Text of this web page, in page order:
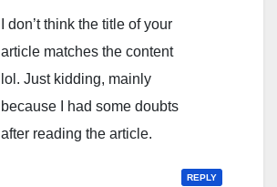
I don’t think the title of your
article matches the content
lol. Just kidding, mainly
because I had some doubts
after reading the article.
REPLY